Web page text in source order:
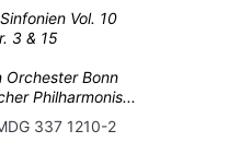
Vol. 10
3 & 15
Orchester Bonn
Philharmonis...
337 1210-2